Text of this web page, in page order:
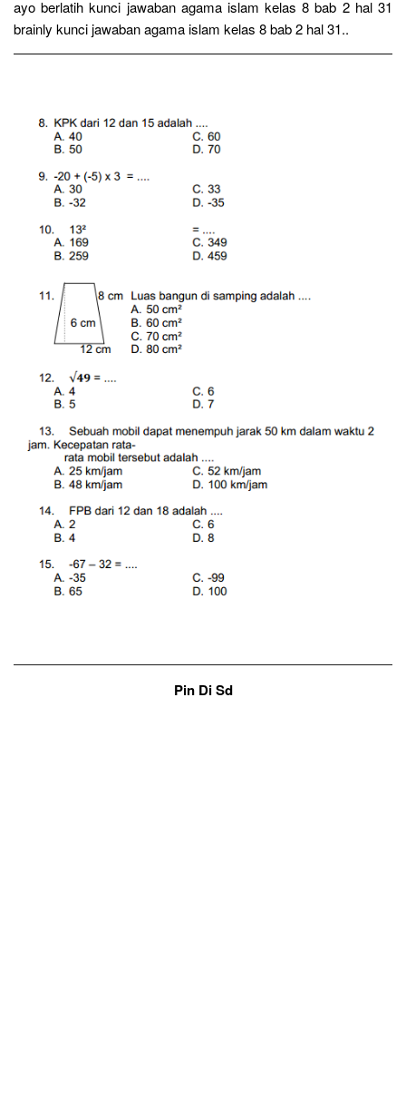
ayo berlatih kunci jawaban agama islam kelas 8 bab 2 hal 31
brainly kunci jawaban agama islam kelas 8 bab 2 hal 31..
Pin Di Sd